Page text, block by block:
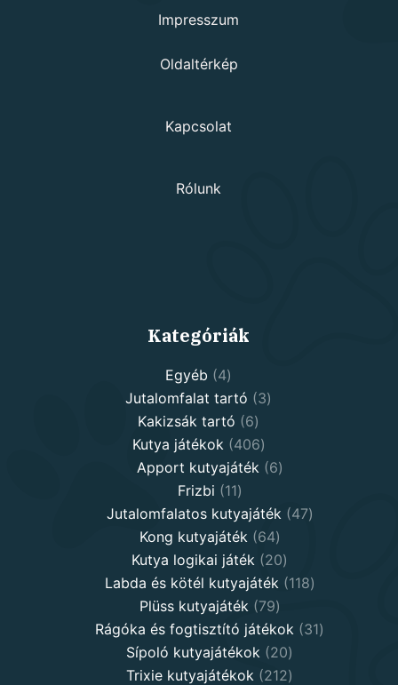
Impresszum
Oldaltérkép
Kapcsolat
Rólunk
Kategóriák
Egyéb 44
products
Jutalomfalat tartó 33
Kakizsák tartó 66
products
Kutya játékok 406406
products
Apport kutyajáték 66
Frizbi 1111
products
Jutalomfalatos kutyajáték 4747
Kong kutyajáték 6464
products
Kutya logikai játék 2020
products
Labda és kötél kutyajáték 118118
Plüss kutyajáték 7979
products
Rágóka és fogtisztító játékok 3131
Sípoló kutyajátékok 2020
products
Trixie kutyajátékok 212212